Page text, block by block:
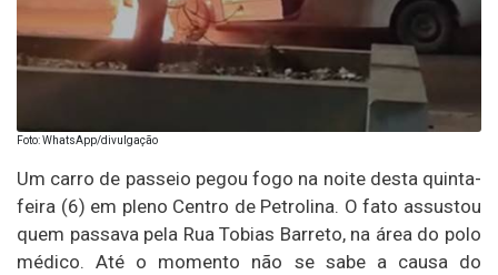
Foto: WhatsApp/divulgação
Um carro de passeio pegou fogo na noite desta quinta-
feira (6) em pleno Centro de Petrolina. O fato assustou
quem passava pela Rua Tobias Barreto, na área do polo
médico. Até o momento não se sabe a causa do